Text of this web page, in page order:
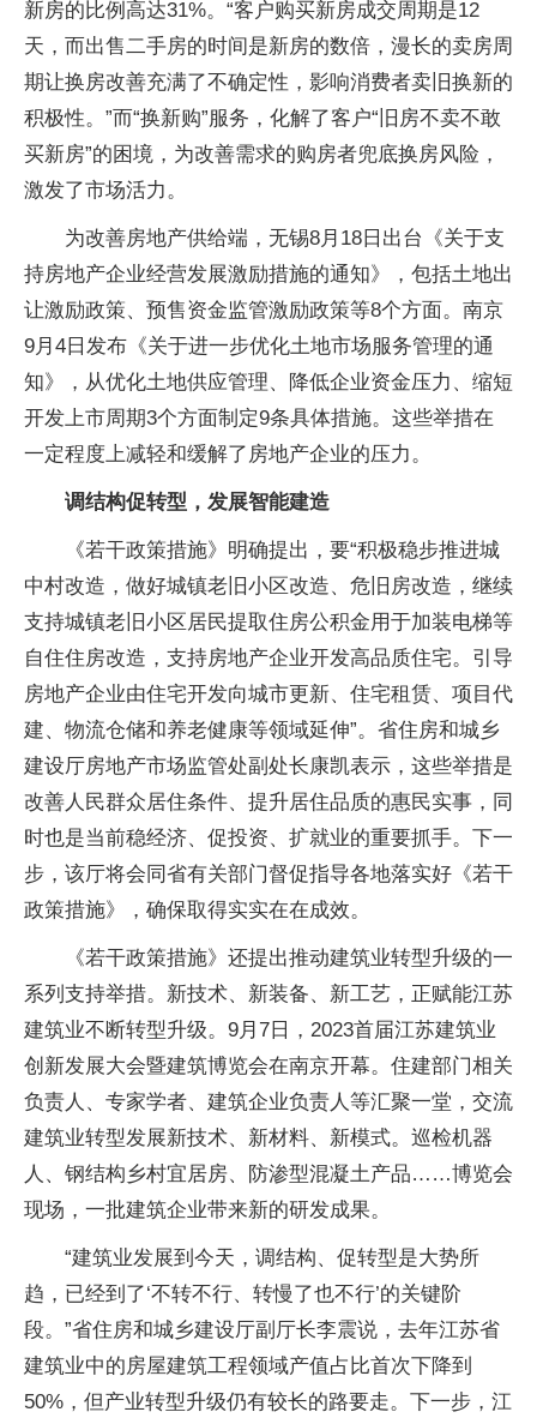
新房的比例高达31%。“客户购买新房成交周期是12
天，而出售二手房的时间是新房的数倍，漫长的卖房周
期让换房改善充满了不确定性，影响消费者卖旧换新的
积极性。”而“换新购”服务，化解了客户“旧房不卖不敢
买新房”的困境，为改善需求的购房者兜底换房风险，
激发了市场活力。
为改善房地产供给端，无锡8月18日出台《关于支
持房地产企业经营发展激励措施的通知》，包括土地出
让激励政策、预售资金监管激励政策等8个方面。南京
9月4日发布《关于进一步优化土地市场服务管理的通
知》，从优化土地供应管理、降低企业资金压力、缩短
开发上市周期3个方面制定9条具体措施。这些举措在
一定程度上减轻和缓解了房地产企业的压力。
调结构促转型，发展智能建造
《若干政策措施》明确提出，要“积极稳步推进城
中村改造，做好城镇老旧小区改造、危旧房改造，继续
支持城镇老旧小区居民提取住房公积金用于加装电梯等
自住住房改造，支持房地产企业开发高品质住宅。引导
房地产企业由住宅开发向城市更新、住宅租赁、项目代
建、物流仓储和养老健康等领域延伸”。省住房和城乡
建设厅房地产市场监管处副处长康凯表示，这些举措是
改善人民群众居住条件、提升居住品质的惠民实事，同
时也是当前稳经济、促投资、扩就业的重要抓手。下一
步，该厅将会同省有关部门督促指导各地落实好《若干
政策措施》，确保取得实实在在成效。
《若干政策措施》还提出推动建筑业转型升级的一
系列支持举措。新技术、新装备、新工艺，正赋能江苏
建筑业不断转型升级。9月7日，2023首届江苏建筑业
创新发展大会暨建筑博览会在南京开幕。住建部门相关
负责人、专家学者、建筑企业负责人等汇聚一堂，交流
建筑业转型发展新技术、新材料、新模式。巡检机器
人、钢结构乡村宜居房、防渗型混凝土产品……博览会
现场，一批建筑企业带来新的研发成果。
“建筑业发展到今天，调结构、促转型是大势所
趋，已经到了‘不转不行、转慢了也不行’的关键阶
段。”省住房和城乡建设厅副厅长李震说，去年江苏省
建筑业中的房屋建筑工程领域产值占比首次下降到
50%，但产业转型升级仍有较长的路要走。下一步，江